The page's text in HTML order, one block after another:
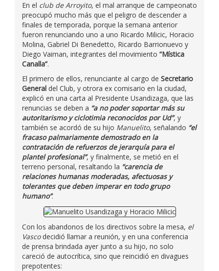
En el club de Arroyito, el mal arranque de campeonato
preocupó mucho más que el peligro de descender a
finales de temporada, porque la semana anterior
fueron renunciando uno a uno Ricardo Milicic, Horacio
Molina, Gabriel Di Benedetto, Ricardo Barrionuevo y
Diego Vaiman, integrantes del movimiento “Mística
Canalla”.
El primero de ellos, renunciante al cargo de Secretario
General del Club, y otrora ex comisario en la ciudad,
explicó en una carta al Presidente Usandizaga, que las
renuncias se deben a “a no poder soportar más su
autoritarismo y ciclotimia reconocidos por Ud”, y
también se acordó de su hijo Manuelito, señalando “el
fracaso palmariamente demostrado en la
contratación de refuerzos de jerarquía para el
plantel profesional”, y finalmente, se metió en el
terreno personal, resaltando la “carencia de
relaciones humanas moderadas, afectuosas y
tolerantes que deben imperar en todo grupo
humano”.
Con los abandonos de los directivos sobre la mesa, el
Vascodecidió llamar a reunión, y en una conferencia
de prensa brindada ayer junto a su hijo, no solo
careció de autocrítica, sino que reincidió en divagues
prepotentes: